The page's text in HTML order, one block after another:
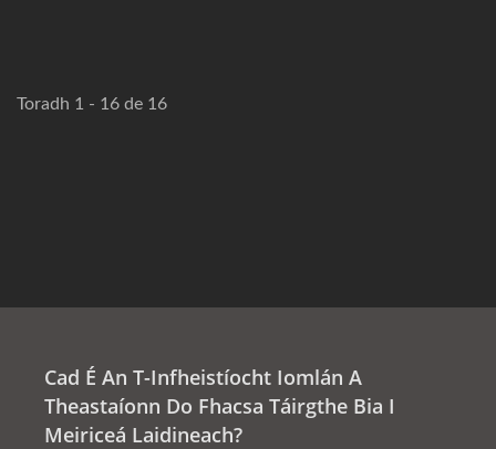
Toradh 1 - 16 de 16
Cad É An T-Infheistíocht Iomlán A
Theastaíonn Do Fhacsa Táirgthe Bia I
Meiriceá Laidineach?